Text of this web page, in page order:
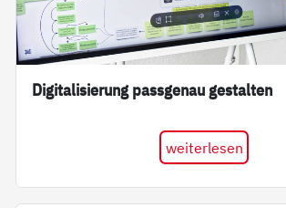
Digitalisierung passgenau gestalten
weiterlesen